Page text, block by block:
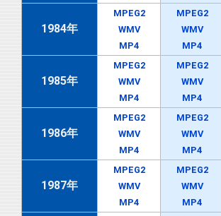
1984年
MPEG2
WMV
MP4
MPEG2
WMV
MP4
1985年
MPEG2
WMV
MP4
MPEG2
WMV
MP4
1986年
MPEG2
WMV
MP4
MPEG2
WMV
MP4
1987年
MPEG2
WMV
MP4
MPEG2
WMV
MP4